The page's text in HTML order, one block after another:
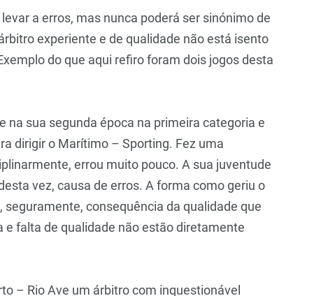
a erros, mas nunca poderá ser sinónimo de
experiente e de qualidade não está isento
do que aqui refiro foram dois jogos desta
na sua segunda época na primeira categoria e
dirigir o Marítimo – Sporting. Fez uma
errou muito pouco. A sua juventude
vez, causa de erros. A forma como geriu o
consequência da qualidade que
falta de qualidade não estão diretamente
– Rio Ave um árbitro com inquestionável